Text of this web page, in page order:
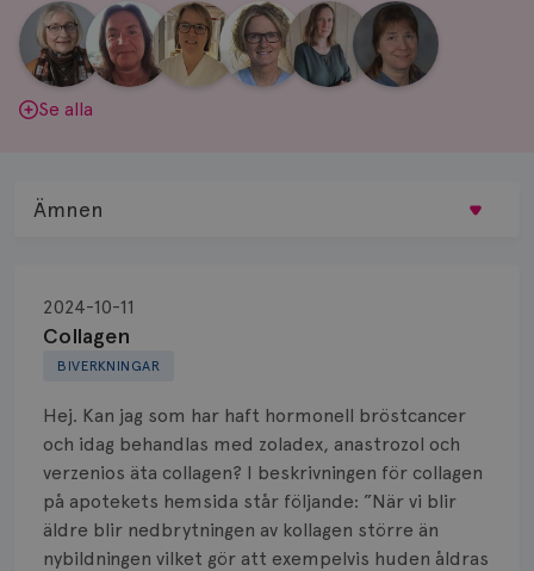
Aina
Johnsson
|
Anne
Andersson
Fredrika
Killander
|
Jeanette
Bäcklund
|
Maria
Edegran
|
Yvette
Andersson
Se alla
BIVERKNINGAR
Collagen
2024-10-11
Hej. Kan jag som har haft hormonell bröstcancer
och idag behandlas med zoladex, anastrozol och
verzenios äta collagen? I beskrivningen för collagen
på apotekets hemsida står följande: ”När vi blir
äldre blir nedbrytningen av kollagen större än
nybildningen vilket gör att exempelvis huden åldras
Ämnen
Biopsi
Biverkningar
Bröstvårta
Knöl
Läkemedel